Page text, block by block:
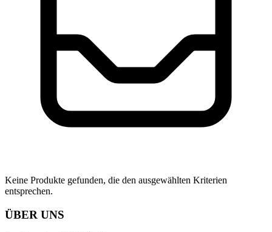
Keine Produkte gefunden, die den ausgewählten Kriterien
entsprechen.
ÜBER UNS